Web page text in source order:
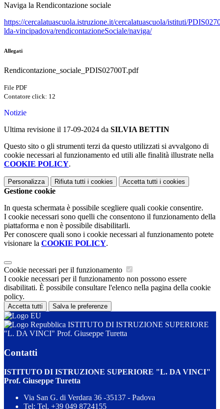
Naviga la Rendicontazione sociale
https://cercalatuascuola.istruzione.it/cercalatuascuola/istituti/
lda-vincipadova/rendicontazioneSociale/naviga/
Allegati
Rendicontazione_sociale_PDIS02700T.pdf
File PDF
Contatore click: 12
Notizie
Ultima revisione il 17-09-2024 da SILVIA BETTIN
Questo sito o gli strumenti terzi da questo utilizzati si avvalgono di
cookie necessari al funzionamento ed utili alle finalità illustrate nella
COOKIE POLICY.
Personalizza Rifiuta tutti i cookies Accetta tutti i cookies
Gestione cookie
In questa schermata è possibile scegliere quali cookie consentire.
I cookie necessari sono quelli che consentono il funzionamento della
piattaforma e non è possibile disabilitarli.
Per conoscere quali sono i cookie necessari al funzionamento potete
visionare la COOKIE POLICY.
Cookie necessari per il funzionamento
I cookie necessari per il funzionamento non possono essere
disabilitati. È possibile consultare l'elenco nella pagina della cookie
policy.
Accetta tutti Salva le preferenze
ISTITUTO DI ISTRUZIONE SUPERIORE
"L. DA VINCI" Prof. Giuseppe Turetta
Contatti
ISTITUTO DI ISTRUZIONE SUPERIORE "L. DA VINCI"
Prof. Giuseppe Turetta
Via San G. di Verdara 36 -35137 - Padova
Tel: Tel. +39 049 8724155